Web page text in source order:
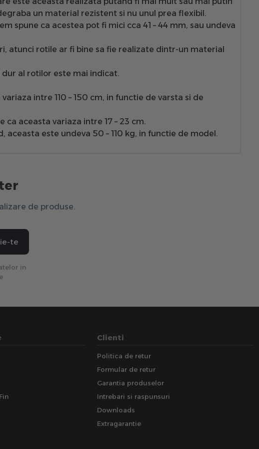
un material rezistent si nu unul prea flexibil.
spune ca acestea pot fi mici cca 41 – 44 mm, sau undeva
atunci rotile ar fi bine sa fie realizate dintr-un material
al rotilor este mai indicat.
intre 110 – 150 cm, in functie de varsta si de
ca aceasta variaza intre 17 – 23 cm.
, aceasta este undeva 50 – 110 kg, in functie de model.
de produse.
te
in
Clienti
Politica de retur
Formular de retur
Garantia produselor
Intrebari si raspunsuri
Downloads
Extragarantie